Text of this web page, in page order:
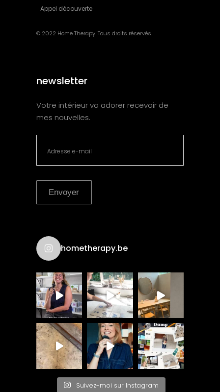
Appel découverte
© 2022 Home Therapy. Tous droits réservés.
newsletter
Votre intérieur va adorer recevoir de
mes nouvelles.
Envoyer
hometherapy.be
Suivez-moi sur Instagram